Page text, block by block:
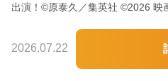
出演！©原泰久／集英社 ©2026 映
2026.07.22